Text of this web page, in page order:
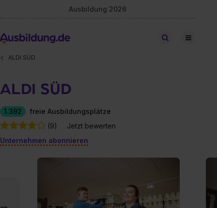
Ausbildung 2026
Stellen finden
ALDI SÜD
ALDI SÜD
1.392
freie Ausbildungsplätze
(9)
Jetzt bewerten
Unternehmen abonnieren